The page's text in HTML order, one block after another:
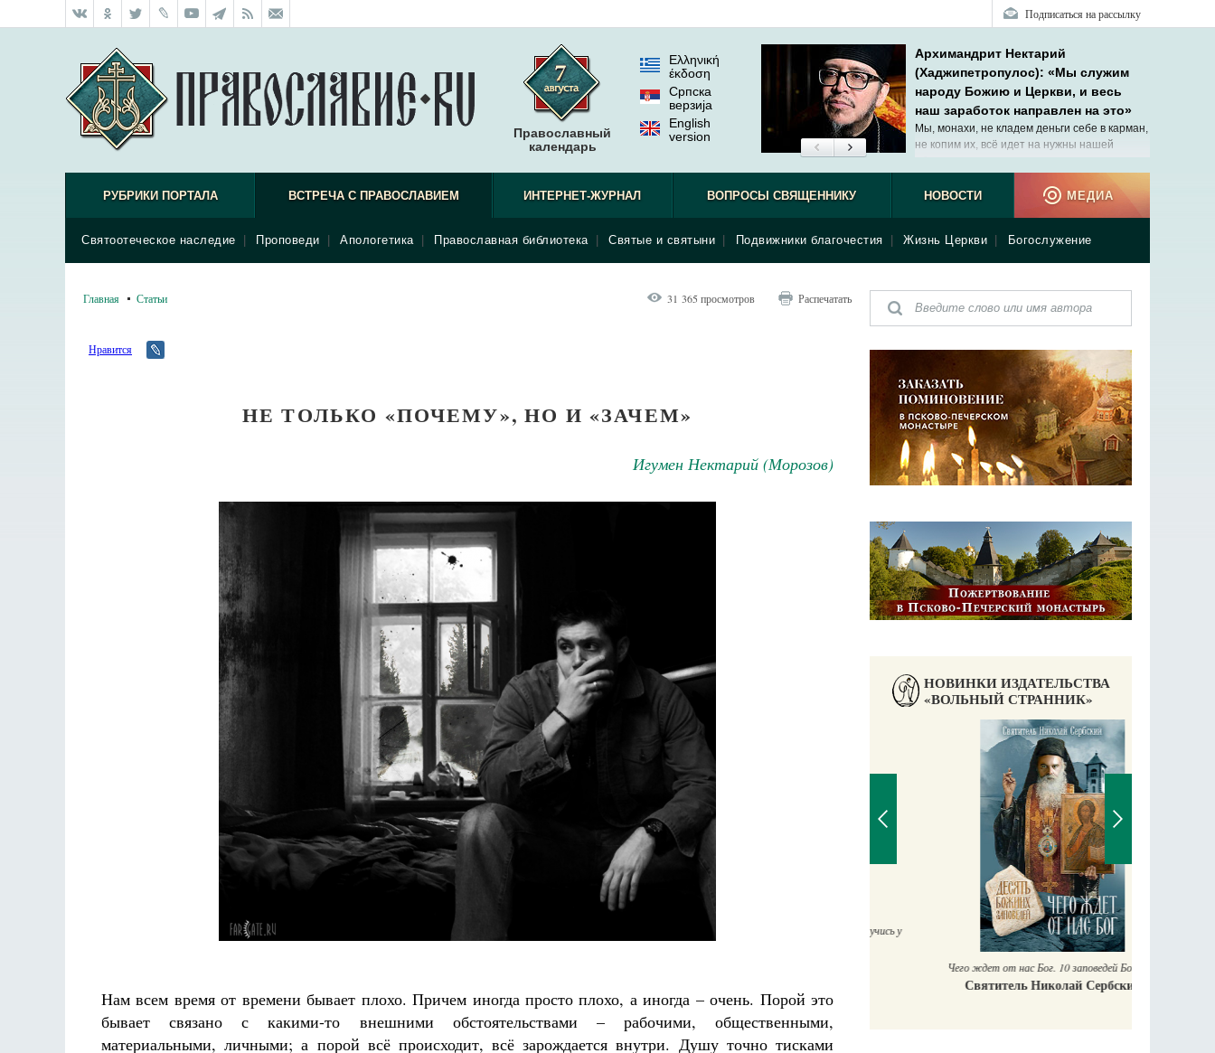
Подписаться на рассылку
Православный
календарь
Ελληνική
έκδοση
Српска
верзиjа
English
version
Архимандрит Нектарий
(Хаджипетропулос): «Мы служим
народу Божию и Церкви, и весь
наш заработок направлен на это»
Мы, монахи, не кладем деньги себе в карман,
не копим их, всё идет на нужны нашей
РУБРИКИ ПОРТАЛА ВСТРЕЧА С ПРАВОСЛАВИЕМ
Святоотеческое наследие Проповеди Апологетика Православная библиотека Святые и святыни Подвижники благочестия Жизнь Церкви Богослужение
ИНТЕРНЕТ-ЖУРНАЛ ВОПРОСЫ СВЯЩЕННИКУ НОВОСТИ МЕДИА
Главная Статьи 31 365 просмотров Распечатать
Нравится
НЕ ТОЛЬКО «ПОЧЕМУ», НО И «ЗАЧЕМ»
Игумен Нектарий (Морозов)
Нам всем время от времени бывает плохо. Причем иногда просто плохо, а иногда – очень. Порой это
бывает связано с какими-то внешними обстоятельствами – рабочими, общественными,
материальными, личными; а порой всё происходит, всё зарождается внутри. Душу точно тисками
НОВИНКИ ИЗДАТЕЛЬСТВА
«ВОЛЬНЫЙ СТРАННИК»
Великомученик Георгий Победоносец. Научись у
Чего ждет от нас Бог. 10 заповедей Божиих
Святитель Николай Сербский